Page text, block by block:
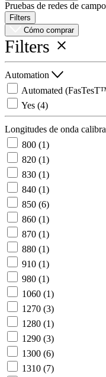
Empresa
Carreras
Socios
Proveedores
Pruebas de redes de campo
Filters
Cómo comprar
Filters
Automation
Automated
Yes (4)
Longitudes de onda
800 (1)
820 (1)
830 (1)
840 (1)
850 (6)
860 (1)
870 (1)
880 (1)
910 (1)
980 (1)
1060 (1)
1270 (3)
1280 (1)
1290 (3)
1300 (6)
1310 (7)